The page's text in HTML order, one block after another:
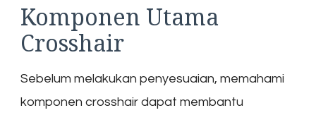
Komponen Utama
Crosshair
Sebelum melakukan penyesuaian, memahami
komponen crosshair dapat membantu